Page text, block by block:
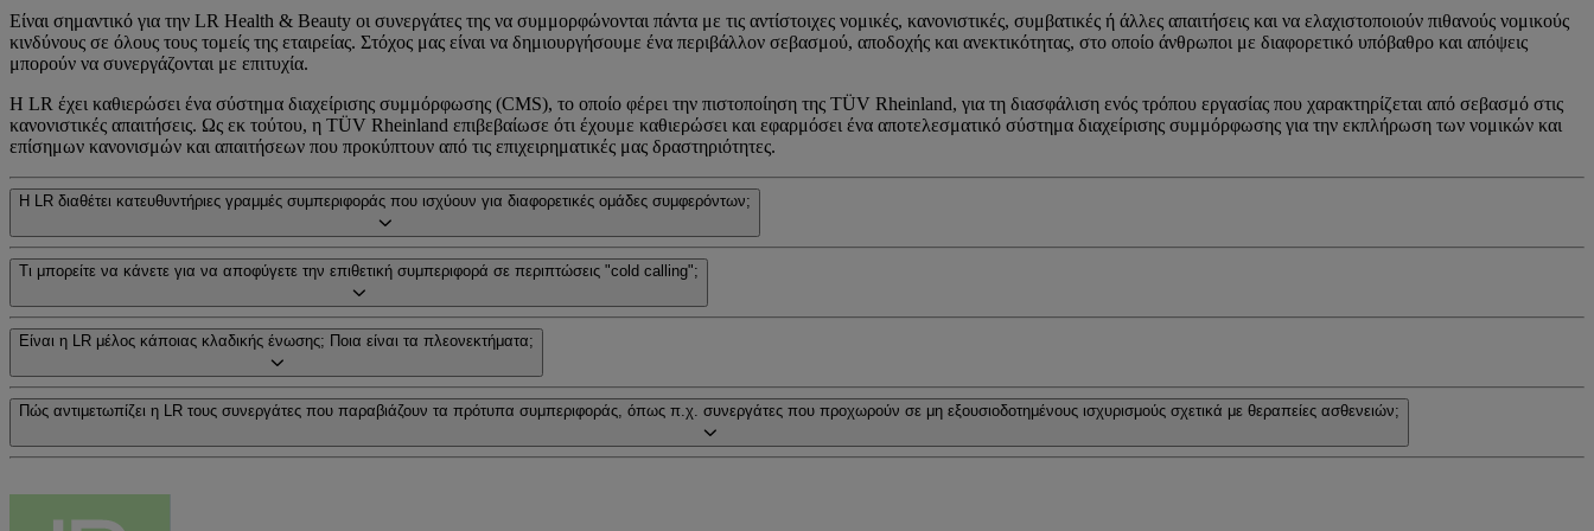
Είναι σημαντικό για την LR Health & Beauty οι συνεργάτες της να συμμορφώνονται πάντα με τις αντίστοιχες νομικές, κανονιστικές, συμβατικές ή άλλες απαιτήσεις και να ελαχιστοποιούν πιθανούς νομικούς
κινδύνους σε όλους τους τομείς της εταιρείας. Στόχος μας είναι να δημιουργήσουμε ένα περιβάλλον σεβασμού, αποδοχής και ανεκτικότητας, στο οποίο άνθρωποι με διαφορετικό υπόβαθρο και απόψεις
μπορούν να συνεργάζονται με επιτυχία.
Η LR έχει καθιερώσει ένα σύστημα διαχείρισης συμμόρφωσης (CMS), το οποίο φέρει την πιστοποίηση της TÜV Rheinland, για τη διασφάλιση ενός τρόπου εργασίας που χαρακτηρίζεται από σεβασμό στις
κανονιστικές απαιτήσεις. Ως εκ τούτου, η TÜV Rheinland επιβεβαίωσε ότι έχουμε καθιερώσει και εφαρμόσει ένα αποτελεσματικό σύστημα διαχείρισης συμμόρφωσης για την εκπλήρωση των νομικών και
επίσημων κανονισμών και απαιτήσεων που προκύπτουν από τις επιχειρηματικές μας δραστηριότητες.
Η LR διαθέτει κατευθυντήριες γραμμές συμπεριφοράς που ισχύουν για διαφορετικές ομάδες συμφερόντων;
Τι μπορείτε να κάνετε για να αποφύγετε την επιθετική συμπεριφορά σε περιπτώσεις "cold calling";
Είναι η LR μέλος κάποιας κλαδικής ένωσης; Ποια είναι τα πλεονεκτήματα;
Πώς αντιμετωπίζει η LR τους συνεργάτες που παραβιάζουν τα πρότυπα συμπεριφοράς, όπως π.χ. συνεργάτες που προχωρούν σε μη εξουσιοδοτημένους ισχυρισμούς σχετικά με θεραπείες ασθενειών;